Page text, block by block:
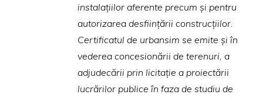
instalaţiilor aferente precum şi pentru
autorizarea desfiinţării construcţiilor.
Certificatul de urbansim se emite şi în
vederea concesionării de terenuri, a
adjudecării prin licitaţie a proiectării
lucrărilor publice în faza de studiu de